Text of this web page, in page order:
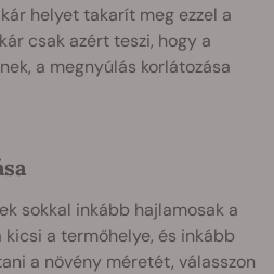
helyet takarít meg ezzel a
csak azért teszi, hogy a
a megnyúlás korlátozása
sokkal inkább hajlamosak a
kicsi a termőhelye, és inkább
a növény méretét, válasszon